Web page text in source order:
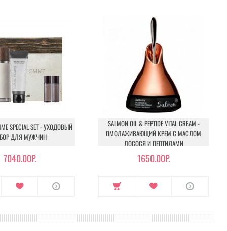
SPECIAL SET - УХОДОВЫЙ
ДЛЯ МУЖЧИН
7040.00Р.
SALMON OIL & PEPTIDE VITAL CREAM -
ОМОЛАЖИВАЮЩИЙ КРЕМ С МАСЛОМ
ЛОСОСЯ И ПЕПТИДАМИ
1650.00Р.